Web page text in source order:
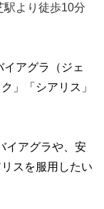
駅より徒歩10分
アグラ（ジェ
」「シアリス」
イアグラや、安
スを服用したい